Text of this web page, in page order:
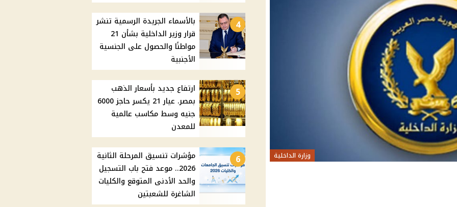
وزارة الداخلية
4
بالأسماء الجريدة الرسمية تنشر
قرار وزير الداخلية بشأن 21
مواطنًا والحصول على الجنسية
الأجنبية
5
ارتفاع جديد بأسعار الذهب
بمصر. عيار 21 يكسر حاجز 6000
جنيه وسط مكاسب عالمية
للمعدن
6
مؤشرات تنسيق المرحلة الثانية
2026.. موعد فتح باب التسجيل
والحد الأدنى المتوقع والكليات
الشاغرة للشعبتين